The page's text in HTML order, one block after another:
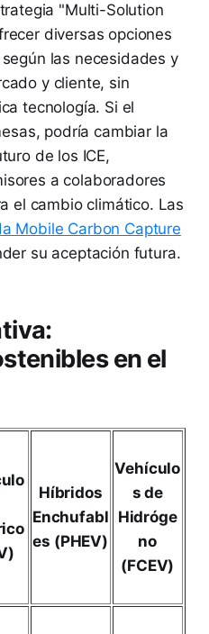
"Multi-Solution
diversas opciones
las necesidades y
y cliente, sin
tecnología. Si el
podría cambiar la
de los ICE,
a colaboradores
el cambio climático. Las
Mobile Carbon Capture
su aceptación futura.
en el
Híbridos
Enchufabl
es (PHEV)
Vehículo
s de
Hidróge
no
(FCEV)